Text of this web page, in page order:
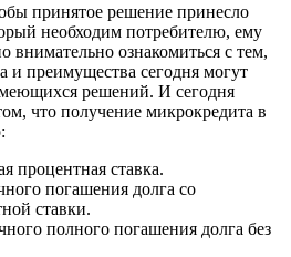
принятое решение принесло
необходим потребителю, ему
внимательно ознакомиться с тем,
и преимущества сегодня могут
решений. И сегодня
что получение микрокредита в
процентная ставка.
погашения долга со
ставки.
полного погашения долга без